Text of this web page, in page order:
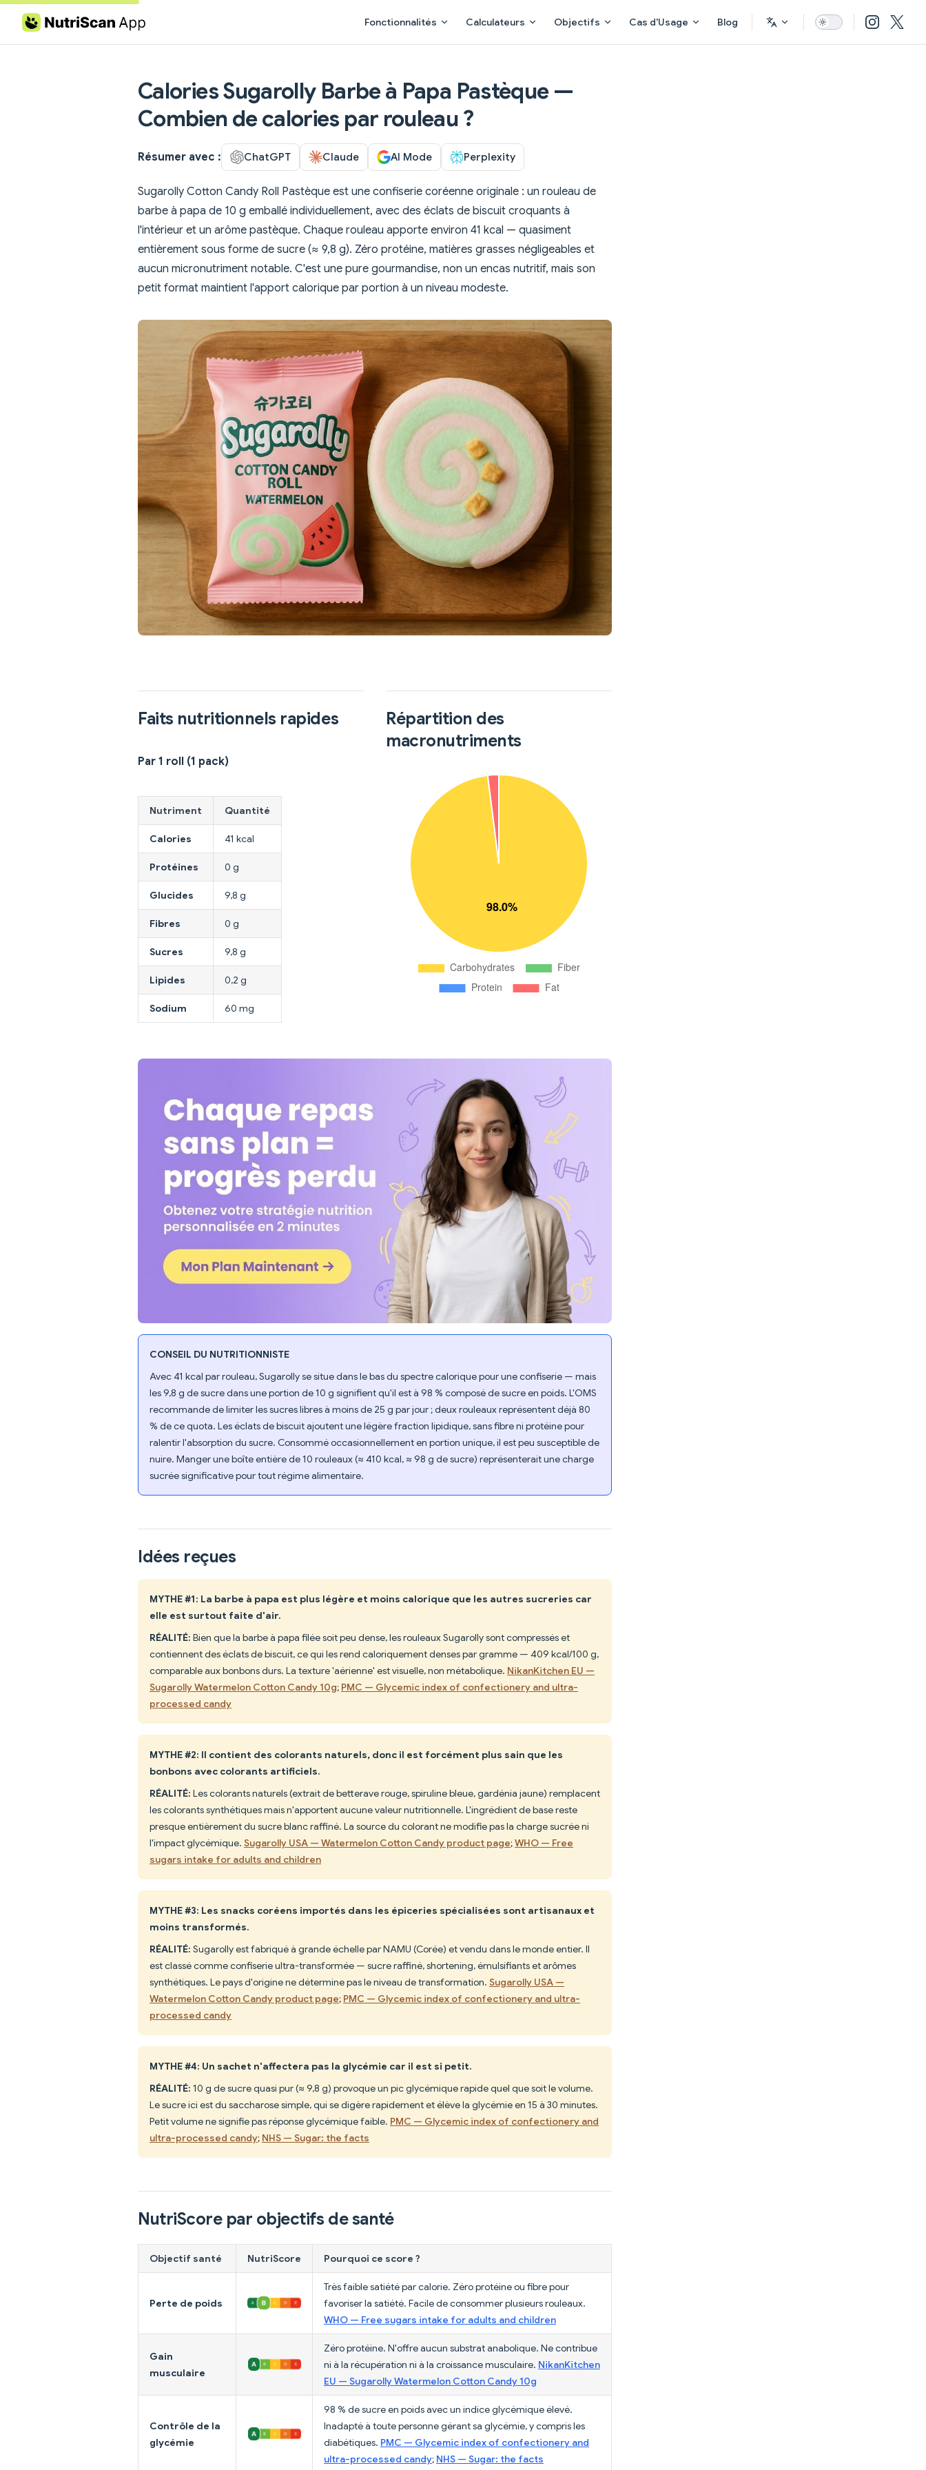
Skip to content Fonctionnalités Calculateurs Objectifs Cas d'Usage Blog
Calories Sugarolly Barbe à Papa Pastèque —
Combien de calories par rouleau ?
Résumer avec : ChatGPT Claude AI Mode Perplexity
Sugarolly Cotton Candy Roll Pastèque est une confiserie coréenne originale : un rouleau de
barbe à papa de 10 g emballé individuellement, avec des éclats de biscuit croquants à
l'intérieur et un arôme pastèque. Chaque rouleau apporte environ 41 kcal — quasiment
entièrement sous forme de sucre (≈ 9,8 g). Zéro protéine, matières grasses négligeables et
aucun micronutriment notable. C'est une pure gourmandise, non un encas nutritif, mais son
petit format maintient l'apport calorique par portion à un niveau modeste.
Faits nutritionnels rapides
Par 1 roll (1 pack)
Nutriment Quantité
Calories 41 kcal
Protéines 0 g
Glucides 9,8 g
Fibres 0 g
Sucres 9,8 g
Lipides 0,2 g
Sodium 60 mg
Répartition des
macronutriments
CONSEIL DU NUTRITIONNISTE
Avec 41 kcal par rouleau, Sugarolly se situe dans le bas du spectre calorique pour une confiserie — mais
les 9,8 g de sucre dans une portion de 10 g signifient qu'il est à 98 % composé de sucre en poids. L'OMS
recommande de limiter les sucres libres à moins de 25 g par jour ; deux rouleaux représentent déjà 80
% de ce quota. Les éclats de biscuit ajoutent une légère fraction lipidique, sans fibre ni protéine pour
ralentir l'absorption du sucre. Consommé occasionnellement en portion unique, il est peu susceptible de
nuire. Manger une boîte entière de 10 rouleaux (≈ 410 kcal, ≈ 98 g de sucre) représenterait une charge
sucrée significative pour tout régime alimentaire.
Idées reçues
MYTHE #1: La barbe à papa est plus légère et moins calorique que les autres sucreries car
elle est surtout faite d'air.
RÉALITÉ: Bien que la barbe à papa filée soit peu dense, les rouleaux Sugarolly sont compressés et
contiennent des éclats de biscuit, ce qui les rend caloriquement denses par gramme — 409 kcal/100 g,
comparable aux bonbons durs. La texture 'aérienne' est visuelle, non métabolique. NikanKitchen EU —
Sugarolly Watermelon Cotton Candy 10g; PMC — Glycemic index of confectionery and ultra-
processed candy
MYTHE #2: Il contient des colorants naturels, donc il est forcément plus sain que les
bonbons avec colorants artificiels.
RÉALITÉ: Les colorants naturels (extrait de betterave rouge, spiruline bleue, gardénia jaune) remplacent
les colorants synthétiques mais n'apportent aucune valeur nutritionnelle. L'ingrédient de base reste
presque entièrement du sucre blanc raffiné. La source du colorant ne modifie pas la charge sucrée ni
l'impact glycémique. Sugarolly USA — Watermelon Cotton Candy product page;WHO — Free
sugars intake for adults and children
MYTHE #3: Les snacks coréens importés dans les épiceries spécialisées sont artisanaux et
moins transformés.
RÉALITÉ: Sugarolly est fabriqué à grande échelle par NAMU (Corée) et vendu dans le monde entier. Il
est classé comme confiserie ultra-transformée — sucre raffiné, shortening, émulsifiants et arômes
synthétiques. Le pays d'origine ne détermine pas le niveau de transformation. Sugarolly USA —
Watermelon Cotton Candy product page; PMC — Glycemic index of confectionery and ultra-
processed candy
MYTHE #4: Un sachet n'affectera pas la glycémie car il est si petit.
RÉALITÉ: 10 g de sucre quasi pur (≈ 9,8 g) provoque un pic glycémique rapide quel que soit le volume.
Le sucre ici est du saccharose simple, qui se digère rapidement et élève la glycémie en 15 à 30 minutes.
Petit volume ne signifie pas réponse glycémique faible. PMC — Glycemic index of confectionery and
ultra-processed candy; NHS — Sugar: the facts
NutriScore par objectifs de santé
Objectif santé NutriScore Pourquoi ce score ?
Perte de poids
Très faible satiété par calorie. Zéro protéine ou fibre pour
favoriser la satiété. Facile de consommer plusieurs rouleaux.
WHO — Free sugars intake for adults and children
Gain
musculaire
Zéro protéine. N'offre aucun substrat anabolique. Ne contribue
ni à la récupération ni à la croissance musculaire. NikanKitchen
EU — Sugarolly Watermelon Cotton Candy 10g
Contrôle de la
glycémie
98 % de sucre en poids avec un indice glycémique élevé.
Inadapté à toute personne gérant sa glycémie, y compris les
diabétiques. PMC — Glycemic index of confectionery and
ultra-processed candy; NHS — Sugar: the facts